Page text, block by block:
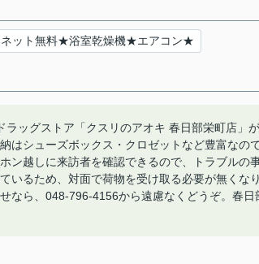
ット無料★浴室乾燥機★エアコン★
ラッグストア「クスリのアオキ 春日部栄町店」
はシューズボックス・クロゼットなど豊富なの
ン越しに来訪者を確認できるので、トラブルの
いるため、対面で荷物を受け取る必要が無くな
なら、048-796-4156から遠慮なくどうぞ。春